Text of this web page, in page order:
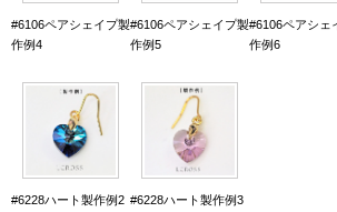
#6106ペアシェイプ製
作例4
#6106ペアシェイプ製
作例5
#6106ペアシェ
作例6
#6228ハート製作例2 #6228ハート製作例3